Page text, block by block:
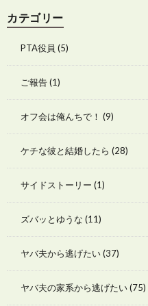
カテゴリー
PTA役員 (5)
ご報告(1)
オフ会は俺んちで！ (9)
ケチな彼と結婚したら (28)
サイドストーリー (1)
ズバッとゆうな (11)
ヤバ夫から逃げたい(37)
ヤバ夫の家系から逃げたい(75)